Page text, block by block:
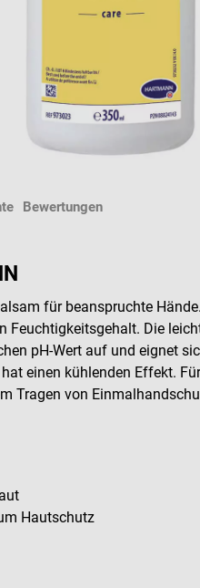
Bewertungen
für beanspruchte
Feuchtigkeitsgehalt. Die
pH-Wert auf und eignet
einen kühlenden Effekt.
Tragen von
Hautschutz